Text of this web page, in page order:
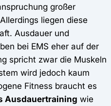
großer
liegen diese
Ausdauer und
bei EMS eher auf der
spricht zwar die Muskeln
wird jedoch kaum
Fitness braucht es
Ausdauertraining wie